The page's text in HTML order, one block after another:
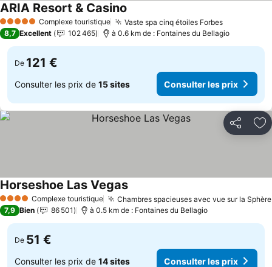
5 Étoiles Complexe touristique Vaste spa cinq étoiles ForbesConsulter
ARIA Resort & Casino
8,7 Excellent 102 465 à 0.6 km de : Fontaines du Bellagio
De 121 €
Consulter les prix de 15 sites Consulter les prix
Partager
4 Étoiles Complexe touristique Chambres spacieuses avec vue sur la Sphère
Horseshoe Las VegasConsulter les prix
7,9 Bien 86 501 à 0.5 km de : Fontaines du Bellagio
De 51 €
Consulter les prix de 14 sites Consulter les prix